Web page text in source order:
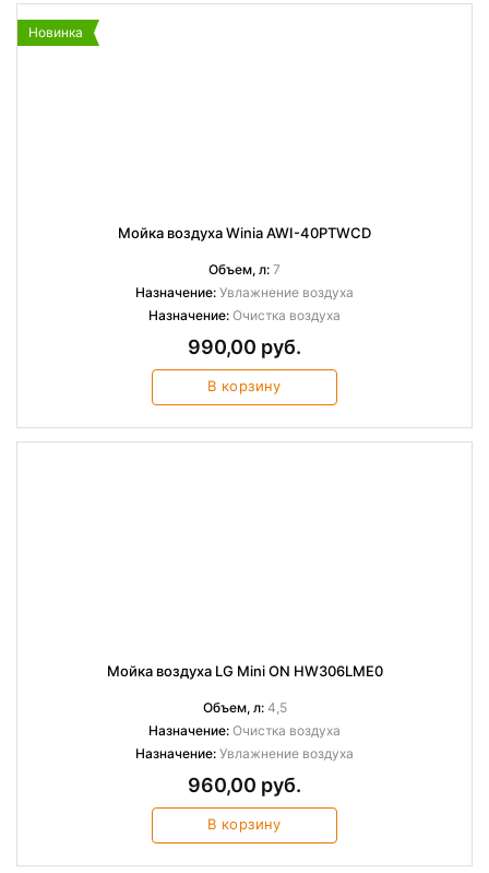
Новинка
Мойка воздуха Winia AWI-40PTWCD
Объем, л: 7
Назначение: Увлажнение воздуха
Назначение: Очистка воздуха
990,00 руб.
В корзину
Мойка воздуха LG Mini ON HW306LME0
Объем, л:4,5
Назначение: Очистка воздуха
Назначение: Увлажнение воздуха
960,00 руб.
В корзину